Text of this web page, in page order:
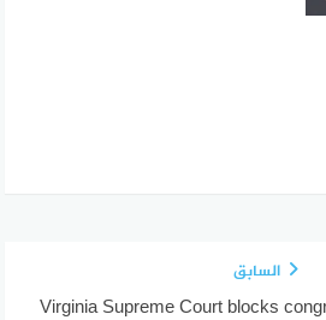
السابق
Virginia Supreme Court blocks